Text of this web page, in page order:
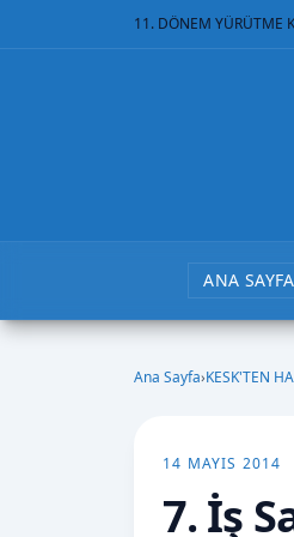
11. DÖNEM YÜRÜTME
ANA SAYFA
Ana Sayfa›KESK'TEN
14 MAYIS 2014
7. İş